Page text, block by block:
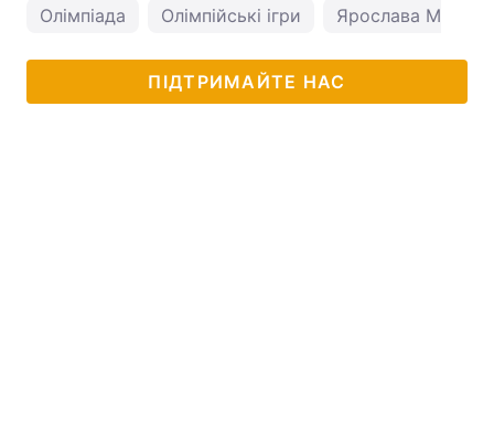
Олімпіада Олімпійські ігри Ярослава Магучіх
ПІДТРИМАЙТЕ НАС